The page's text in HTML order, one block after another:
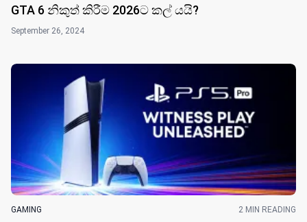
GTA 6 නිකුත් කිරීම 2026ට කල් යයි?
September 26, 2024
GAMING 2 MIN READING